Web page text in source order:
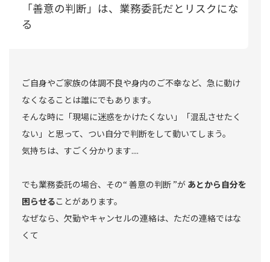
「善意の判断」は、業務委託だとリスクにな
る
ご自身やご家族の体調不良や身内のご不幸など、急に動け
なくなることは誰にでもあります。
そんな時に「現場に迷惑をかけたくない」「混乱させたく
ない」と思って、つい自分で判断をして動いてしまう。
気持ちは、すごく分かります....
でも業務委託の場合、その“ 善意の判断 ”が あとから自分を
困らせることがあります。
なぜなら、欠勤やキャンセルの連絡は、ただの連絡ではな
くて